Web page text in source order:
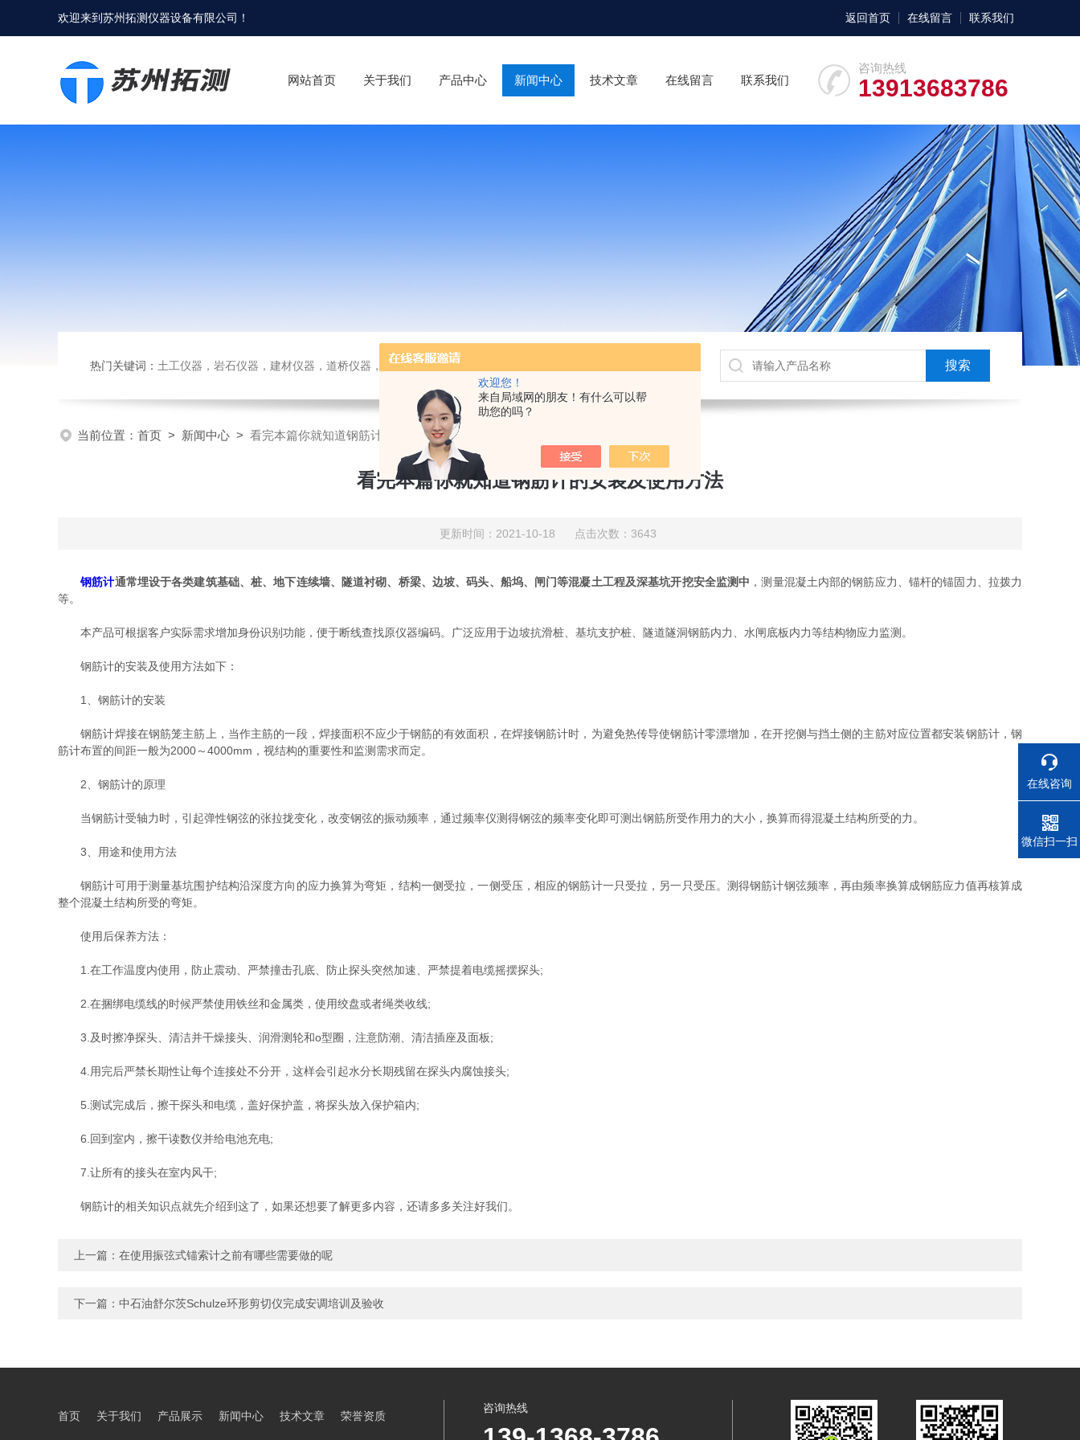
欢迎您！
来自局域网的朋友！有什么可以帮
助您的吗？
欢迎来到苏州拓测仪器设备有限公司 ！ 返回首页 在线留言 联系我们
咨询热线
13913683786
网站首页 关于我们 产品中心 新闻中心 技术文章 在线留言 联系我们
热门关键词： 土工仪器，岩石仪器，建材仪器，道桥仪器，检测仪器，检测仪器，物探仪器，勘察仪器，试验机试验箱，整体方案
当前位置： 首页 > 新闻中心 > 看完本篇你就知道钢筋计的安装及使用方法
看完本篇你就知道钢筋计的安装及使用方法
更新时间：2021-10-18 点击次数：3643
钢筋计通常埋设于各类建筑基础、桩、地下连续墙、隧道衬砌、桥梁、边坡、码头、船坞、闸门等混凝土工程及深基坑开挖安全监测中 ，测量混凝土内部的钢筋应力、锚杆的锚固力、拉拨力
等。
本产品可根据客户实际需求增加身份识别功能，便于断线查找原仪器编码。广泛应用于边坡抗滑桩、基坑支护桩、隧道隧洞钢筋内力、水闸底板内力等结构物应力监测。
钢筋计的安装及使用方法如下：
1、钢筋计的安装
钢筋计焊接在钢筋笼主筋上，当作主筋的一段，焊接面积不应少于钢筋的有效面积，在焊接钢筋计时，为避免热传导使钢筋计零漂增加，在开挖侧与挡土侧的主筋对应位置都安装钢筋计，钢
筋计布置的间距一般为2000～4000mm，视结构的重要性和监测需求而定。
2、钢筋计的原理
当钢筋计受轴力时，引起弹性钢弦的张拉拢变化，改变钢弦的振动频率，通过频率仪测得钢弦的频率变化即可测出钢筋所受作用力的大小，换算而得混凝土结构所受的力。
3、用途和使用方法
钢筋计可用于测量基坑围护结构沿深度方向的应力换算为弯矩，结构一侧受拉，一侧受压，相应的钢筋计一只受拉，另一只受压。测得钢筋计钢弦频率，再由频率换算成钢筋应力值再核算成
整个混凝土结构所受的弯矩。
使用后保养方法：
1.在工作温度内使用，防止震动、严禁撞击孔底、防止探头突然加速、严禁提着电缆摇摆探头;
2.在捆绑电缆线的时候严禁使用铁丝和金属类，使用绞盘或者绳类收线;
3.及时擦净探头、清洁并干燥接头、润滑测轮和o型圈，注意防潮、清洁插座及面板;
4.用完后严禁长期性让每个连接处不分开，这样会引起水分长期残留在探头内腐蚀接头;
5.测试完成后，擦干探头和电缆，盖好保护盖，将探头放入保护箱内;
6.回到室内，擦干读数仪并给电池充电;
7.让所有的接头在室内风干;
钢筋计的相关知识点就先介绍到这了，如果还想要了解更多内容，还请多多关注好我们。
上一篇： 在使用振弦式锚索计之前有哪些需要做的呢
下一篇： 中石油舒尔茨Schulze环形剪切仪完成安调培训及验收
首页 关于我们 产品展示 新闻中心 技术文章 荣誉资质
咨询热线
在线咨询
电话
微信扫一扫